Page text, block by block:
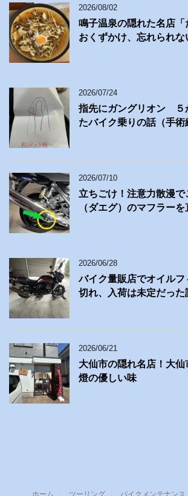
2026/08/02
鳴子温泉の隠れた名店
おくずかけ、忘れられな
2026/07/24
指先にガングリオン ５
たバイク乗りの話（手術
2026/07/10
立ちごけ！注意力散漫で
（ダエグ）のマフラーを
2026/06/28
バイク量販店でオイル
切れ、入荷は未定だった
2026/06/21
大仙市の隠れ名店！大
燈の優しい味
ホーム ツーリング バイクメンテナンス